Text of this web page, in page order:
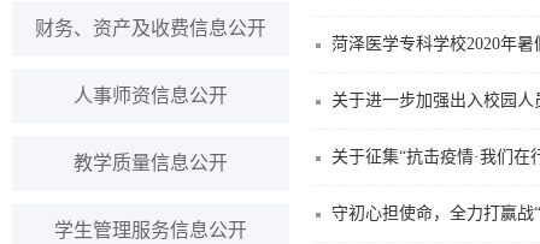
财务、资产及收费信息公开
人事师资信息公开
教学质量信息公开
学生管理服务信息公开
菏泽医学专科学校2020年暑
关于进一步加强出入校园人
关于征集“抗击疫情·我们在
守初心担使命，全力打赢